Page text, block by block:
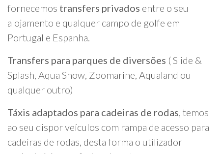
fornecemos transfers privados entre o seu
alojamento e qualquer campo de golfe em
Portugal e Espanha.
Transfers para parques de diversões ( Slide &
Splash, Aqua Show, Zoomarine, Aqualand ou
qualquer outro)
Táxis adaptados para cadeiras de rodas, temos
ao seu dispor veículos com rampa de acesso para
cadeiras de rodas, desta forma o utilizador